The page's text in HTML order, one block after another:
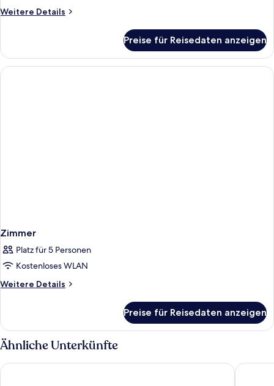
Weitere Details
Weitere
Preise für Reisedaten anzeigen
Zimmer
Platz für 5 Personen
Kostenloses WLAN
Weitere Details
Weitere
Preise für Reisedaten anzeigen
Ähnliche Unterkünfte
Hotel Imperial Hotel